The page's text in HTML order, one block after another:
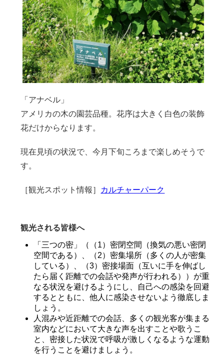
「アナベル」
アメリカの木の園芸品種。花序は大きく白色の装飾
花だけからなります。
現在見頃の状況で、今月下旬ころまで楽しめそうで
す。
［観光スポット情報］ カルチャーパーク
観光される皆様へ
「三つの密」（（1）密閉空間（換気の悪い密閉
空間である）、（2）密集場所（多くの人が密集
している）、（3）密接場面（互いに手を伸ばし
たら届く距離での会話や発声が行われる））が重
なる状況を避けるようにし、自己への感染を回避
するとともに、他人に感染させないよう徹底しま
しょう。
人混みや近距離での会話、多くの観光客が集まる
室内などにおいて大きな声を出すことや歌うこ
と、密接した状況で呼吸が激しくなるような運動
を行うことを避けましょう。